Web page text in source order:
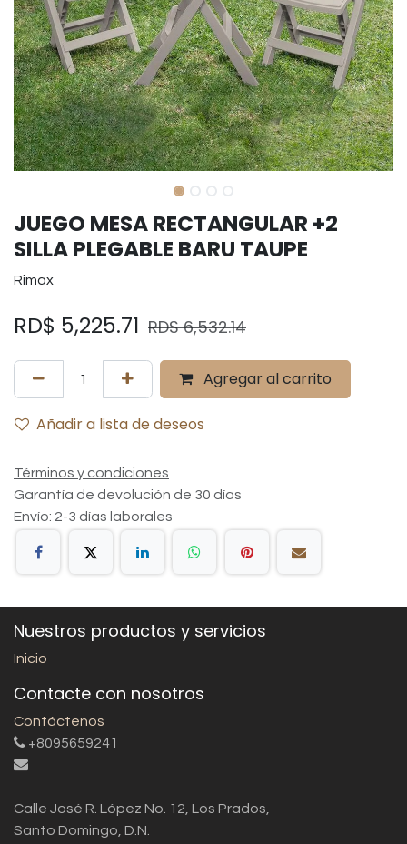
JUEGO MESA RECTANGULAR +2
SILLA PLEGABLE BARU TAUPE
Rimax
RD$ 5,225.71 RD$6,532.14
Agregar al carrito
Añadir a lista de deseos
Términos y condiciones
Garantía de devolución de 30 días
Envío: 2-3 días laborales
Nuestros productos y servicios
Inicio
Contacte con nosotros
Contáctenos
+8095659241
Calle José R. López No. 12, Los Prados,
Santo Domingo, D.N.